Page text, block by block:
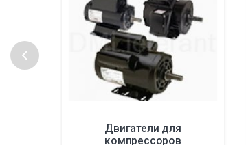
Двигатели для
компрессоров